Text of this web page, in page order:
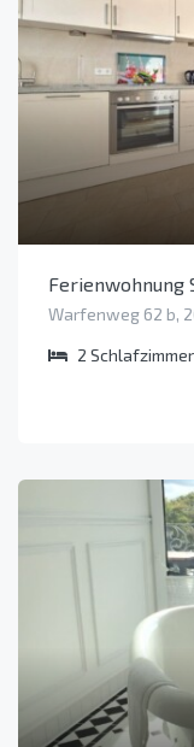
Ferienwohnung
Warfenweg 62 b,
2 Schlafzimmer